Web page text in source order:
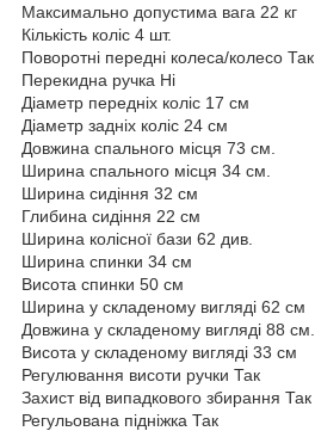
Максимально допустима вага 22 кг
Кількість коліс 4 шт.
Поворотні передні колеса/колесо Так
Перекидна ручка Ні
Діаметр передніх коліс 17 см
Діаметр задніх коліс 24 см
Довжина спального місця 73 см.
Ширина спального місця 34 см.
Ширина сидіння 32 см
Глибина сидіння 22 см
Ширина колісної бази 62 див.
Ширина спинки 34 см
Висота спинки 50 см
Ширина у складеному вигляді 62 см
Довжина у складеному вигляді 88 см.
Висота у складеному вигляді 33 см
Регулювання висоти ручки Так
Захист від випадкового збирання Так
Регульована підніжка Так